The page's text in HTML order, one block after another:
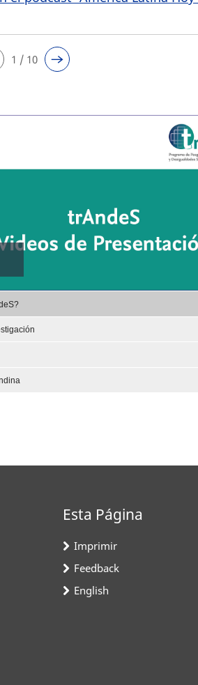
1 / 10
Esta Página
Imprimir
Feedback
English